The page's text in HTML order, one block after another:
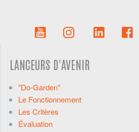
LANCEURS D'AVENIR
"Do-Garden"
Le Fonctionnement
Les Critères
Évaluation